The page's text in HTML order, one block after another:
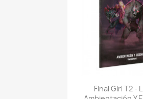
Vista
Final Girl T2 -